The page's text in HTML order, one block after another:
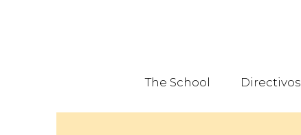
The School Directivos